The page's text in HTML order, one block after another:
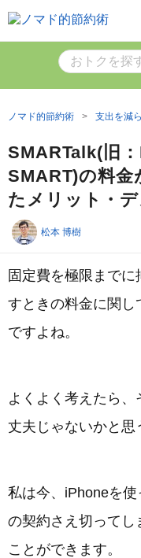
ノマド的節約術 支出を減
SMARTalk(旧
SMART)の料金
たメリット・
松本 博樹
固定費を極限まで
すときの料金に関し
ですよね。
よくよく考えたら
丈夫じゃないかと思
私は今、iPhoneを
の契約さえ切ってし
ことができます。